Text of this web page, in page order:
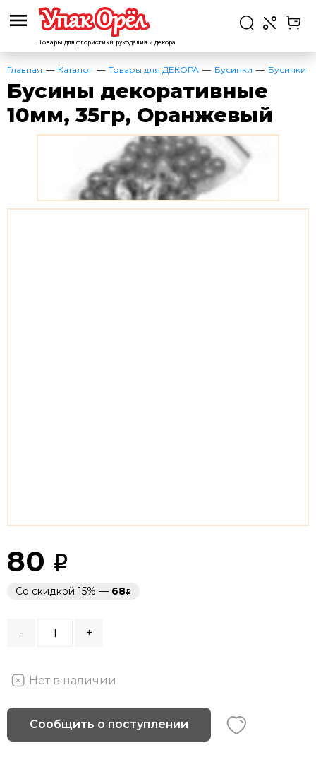
Товары для флористики, рукоделия и декора
Главная Каталог Товары для ДЕКОРА Бусинки Бусинки
Бусины декоративные
10мм, 35гр, Оранжевый
80
Со скидкой 15% — 68
- +
Нет в наличии
Сообщить о поступлении